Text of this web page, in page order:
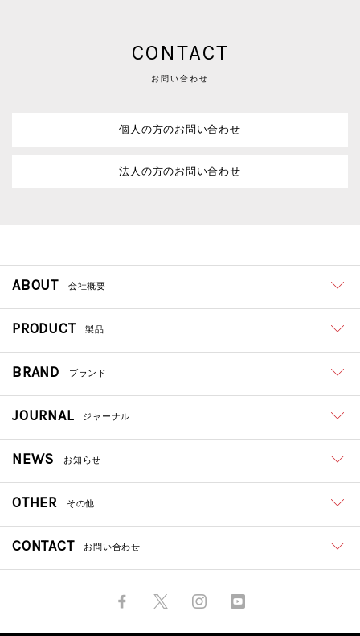
CONTACT
お問い合わせ
個人の方のお問い合わせ
法人の方のお問い合わせ
ABOUT 会社概要
PRODUCT 製品
BRAND ブランド
JOURNAL ジャーナル
NEWS お知らせ
OTHER その他
CONTACT お問い合わせ